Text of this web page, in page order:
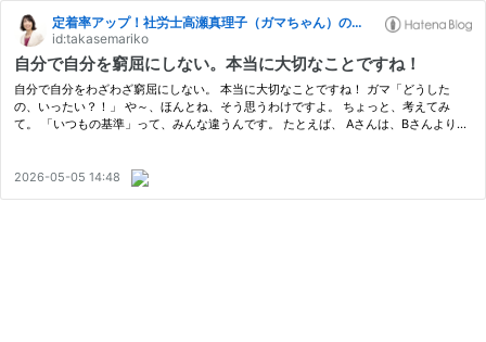
定着率アップ！社労士高瀬真理子（ガマちゃん）のブログ。
id:takasemariko
自分で自分を窮屈にしない。本当に大切なことですね！
自分で自分をわざわざ窮屈にしない。 本当に大切なことですね！ ガマ「どうした
の、いったい？！」 や～、ほんとね、そう思うわけですよ。 ちょっと、考えてみ
て。 「いつもの基準」って、みんな違うんです。 たとえば、 Aさんは、Bさんより
2026-05-05 14:48